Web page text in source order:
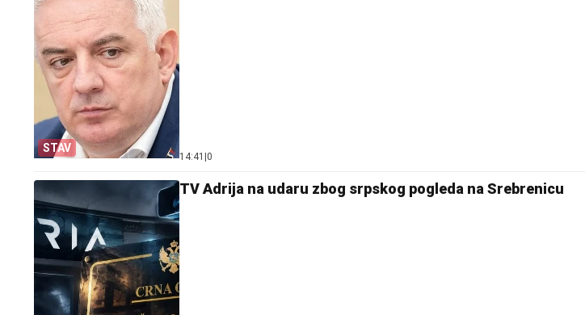
STAV
14:41 0
TV Adrija na udaru zbog srpskog pogleda na Srebrenicu